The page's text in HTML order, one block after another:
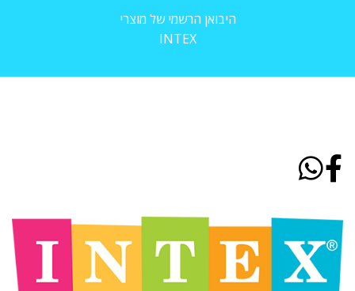
היבואן הרשמי של מוצרי
INTEX